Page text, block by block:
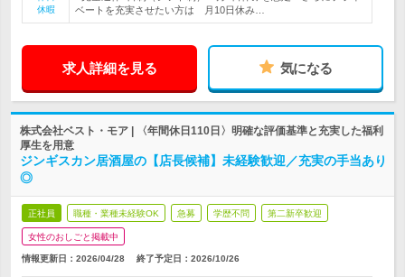
休暇
ベートを充実させたい方は 月10日休み…
求人詳細を見る 気になる
株式会社ベスト・モア | 〈年間休日110日〉明確な評価基準と充実した福利
厚生を用意
ジンギスカン居酒屋の【店長候補】未経験歓迎／充実の手当あり
◎
正社員 職種・業種未経験OK 急募 学歴不問 第二新卒歓迎
女性のおしごと掲載中
情報更新日：2026/04/28 終了予定日： 2026/10/26